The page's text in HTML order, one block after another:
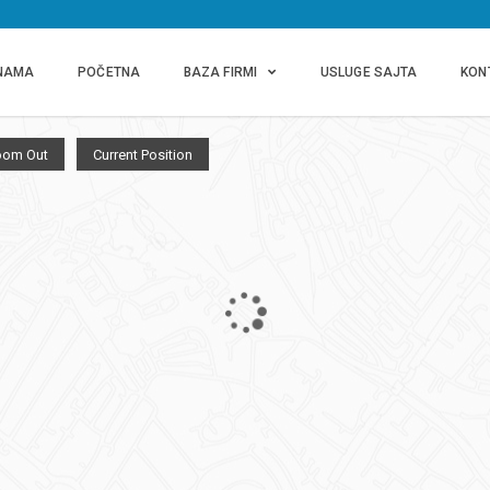
POČETNA BAZA FIRMI USLUGE SAJTA
Out Current Position